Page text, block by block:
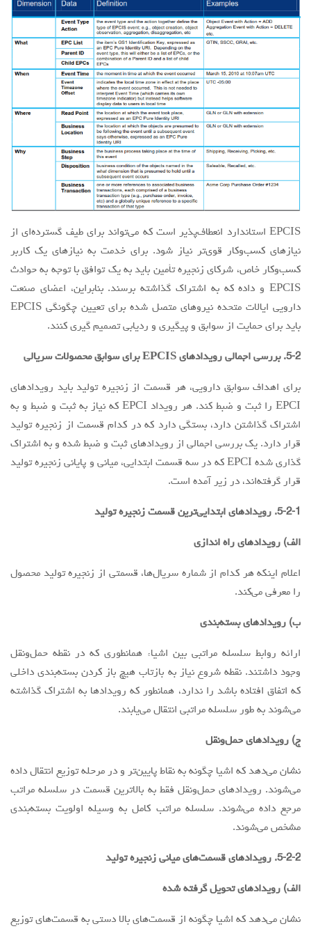
EPCIS استاندارد انعطاف‌پذیر است که می‌تواند برای طیف گسترده‌ای از
نیازهای کسب‌وکار قوی‌تر نیاز شود. برای خدمت به نیازهای یک کاربر
کسب‌وکار خاص، شرکای زنجیره تأمین باید به یک توافق با توجه به حوادث
EPCIS و داده که به اشتراک گذاشته برسند. بنابراین، اعضای صنعت
دارویی ایالات متحده نیروهای متصل شده برای تعیین چگونگی EPCIS
باید برای حمایت از سوابق و پیگیری و ردیابی تصمیم گیری کنند.
5-2. بررسی اجمالی رویدادهای EPCIS برای سوابق محصولات سریالی
برای اهداف سوابق دارویی، هر قسمت از زنجیره تولید باید رویدادهای
EPCI را ثبت و ضبط کند. هر رویداد EPCI که نیاز به ثبت و ضبط و به
اشتراک گذاشتن دارد، بستگی دارد که در کدام قسمت از زنجیره تولید
قرار دارد. یک بررسی اجمالی از رویدادهای ثبت و ضبط شده و به اشتراک
گذاری شده EPCI که در سه قسمت ابتدایی، میانی و پایانی زنجیره تولید
قرار گرفته‌اند، در زیر آمده است.
5-2-1. رویدادهای ابتدایی‌ترین قسمت زنجیره تولید
الف) رویدادهای راه اندازی
اعلام اینکه هر کدام از شماره سریال‌ها، قسمتی از زنجیره تولید محصول
را معرفی می‌کند.
ب) رویدادهای بسته‌بندی
ارائه روابط سلسله مراتبی بین اشیاء همانطوری که در نقطه حمل‌ونقل
وجود داشتند. نقطه شروع نیاز به بازتاب هیچ باز کردن بسته‌بندی داخلی
که اتفاق افتاده باشد را ندارد، همانطور که رویدادها به اشتراک گذاشته
می‌شوند به طور سلسله مراتبی انتقال می‌یابند.
ج) رویدادهای حمل‌ونقل
نشان می‌دهد که اشیا چگونه به نقاط پایین‌تر و در مرحله توزیع انتقال داده
می‌شوند. رویدادهای حمل‌ونقل فقط به بالاترین قسمت در سلسله مراتب
مرجع داده می‌شوند. سلسله مراتب کامل به وسیله اولویت بسته‌بندی
مشخص می‌شوند.
5-2-2. رویدادهای قسمت‌های میانی زنجیره تولید
الف) رویدادهای تحویل گرفته شده
نشان می‌دهد که اشیا چگونه از قسمت‌های بالا دستی به قسمت‌های توزیع